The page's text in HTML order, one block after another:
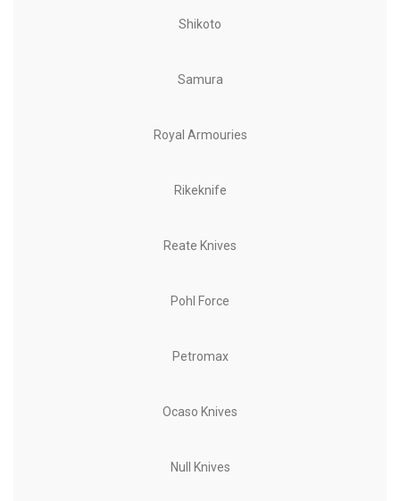
Shikoto
Samura
Royal Armouries
Rikeknife
Reate Knives
Pohl Force
Petromax
Ocaso Knives
Null Knives